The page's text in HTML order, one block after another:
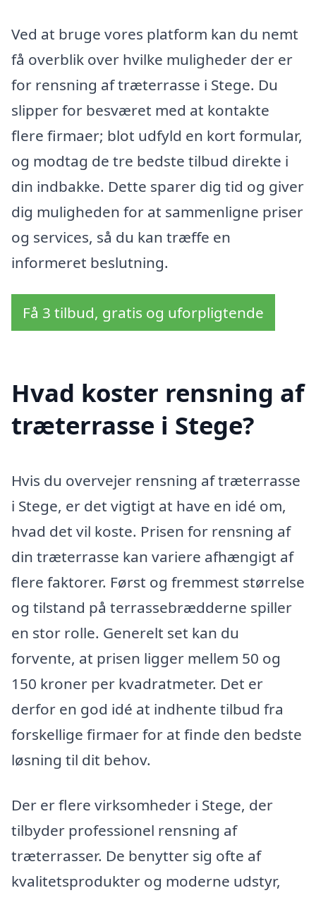
Ved at bruge vores platform kan du nemt
få overblik over hvilke muligheder der er
for rensning af træterrasse i Stege. Du
slipper for besværet med at kontakte
flere firmaer; blot udfyld en kort formular,
og modtag de tre bedste tilbud direkte i
din indbakke. Dette sparer dig tid og giver
dig muligheden for at sammenligne priser
og services, så du kan træffe en
informeret beslutning.
Få 3 tilbud, gratis og uforpligtende
Hvad koster rensning af
træterrasse i Stege?
Hvis du overvejer rensning af træterrasse
i Stege, er det vigtigt at have en idé om,
hvad det vil koste. Prisen for rensning af
din træterrasse kan variere afhængigt af
flere faktorer. Først og fremmest størrelse
og tilstand på terrassebrædderne spiller
en stor rolle. Generelt set kan du
forvente, at prisen ligger mellem 50 og
150 kroner per kvadratmeter. Det er
derfor en god idé at indhente tilbud fra
forskellige firmaer for at finde den bedste
løsning til dit behov.
Der er flere virksomheder i Stege, der
tilbyder professionel rensning af
træterrasser. De benytter sig ofte af
kvalitetsprodukter og moderne udstyr,